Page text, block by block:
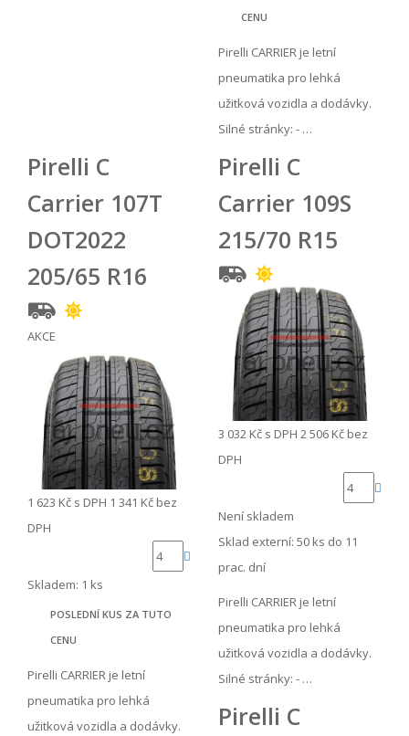
CENU
Pirelli CARRIER je letní
pneumatika pro lehká
užitková vozidla a dodávky.
Silné stránky: - …
Pirelli C
Carrier 107T
DOT2022
205/65 R16
AKCE
1 623 Kč s DPH 1 341 Kč bez
DPH
Skladem: 1 ks
POSLEDNÍ KUS ZA TUTO
CENU
Pirelli CARRIER je letní
pneumatika pro lehká
užitková vozidla a dodávky.
Pirelli C
Carrier 109S
215/70 R15
3 032 Kč s DPH 2 506 Kč bez
DPH
Není skladem
Sklad externí: 50 ks do 11
prac. dní
Pirelli CARRIER je letní
pneumatika pro lehká
užitková vozidla a dodávky.
Silné stránky: - …
Pirelli C